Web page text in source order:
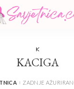
K
KACIGA
ZADNJE